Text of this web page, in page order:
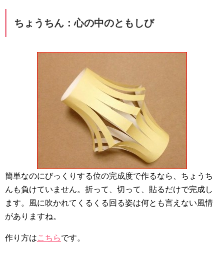
ちょうちん：心の中のともしび
簡単なのにびっくりする位の完成度で作るなら、ちょうち
んも負けていません。折って、切って、貼るだけで完成し
ます。風に吹かれてくるくる回る姿は何とも言えない風情
がありますね。
作り方はこちらです。